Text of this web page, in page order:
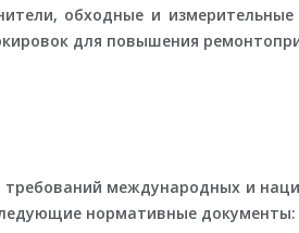
обходные и измерительные
для повышения
международных и
нормативные документы: